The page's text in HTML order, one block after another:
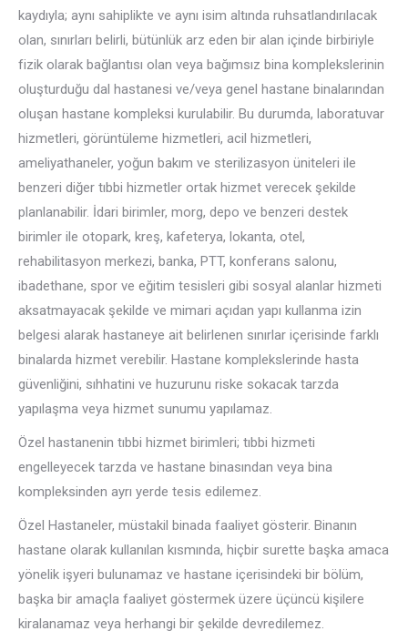
kaydıyla; aynı sahiplikte ve aynı isim altında ruhsatlandırılacak
olan, sınırları belirli, bütünlük arz eden bir alan içinde birbiriyle
fizik olarak bağlantısı olan veya bağımsız bina komplekslerinin
oluşturduğu dal hastanesi ve/veya genel hastane binalarından
oluşan hastane kompleksi kurulabilir. Bu durumda, laboratuvar
hizmetleri, görüntüleme hizmetleri, acil hizmetleri,
ameliyathaneler, yoğun bakım ve sterilizasyon üniteleri ile
benzeri diğer tıbbi hizmetler ortak hizmet verecek şekilde
planlanabilir. İdari birimler, morg, depo ve benzeri destek
birimler ile otopark, kreş, kafeterya, lokanta, otel,
rehabilitasyon merkezi, banka, PTT, konferans salonu,
ibadethane, spor ve eğitim tesisleri gibi sosyal alanlar hizmeti
aksatmayacak şekilde ve mimari açıdan yapı kullanma izin
belgesi alarak hastaneye ait belirlenen sınırlar içerisinde farklı
binalarda hizmet verebilir. Hastane komplekslerinde hasta
güvenliğini, sıhhatini ve huzurunu riske sokacak tarzda
yapılaşma veya hizmet sunumu yapılamaz.
Özel hastanenin tıbbi hizmet birimleri; tıbbi hizmeti
engelleyecek tarzda ve hastane binasından veya bina
kompleksinden ayrı yerde tesis edilemez.
Özel Hastaneler, müstakil binada faaliyet gösterir. Binanın
hastane olarak kullanılan kısmında, hiçbir surette başka amaca
yönelik işyeri bulunamaz ve hastane içerisindeki bir bölüm,
başka bir amaçla faaliyet göstermek üzere üçüncü kişilere
kiralanamaz veya herhangi bir şekilde devredilemez.